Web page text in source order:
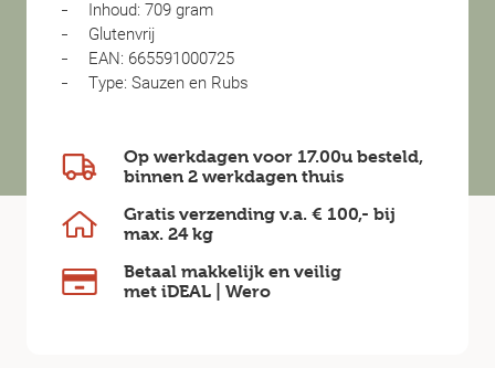
Inhoud: 709 gram
Glutenvrij
EAN: 665591000725
Type: Sauzen en Rubs
Op werkdagen voor 17.00u besteld,
binnen 2 werkdagen thuis
Gratis verzending v.a. € 100,- bij
max. 24 kg
Betaal makkelijk en veilig
met iDEAL | Wero